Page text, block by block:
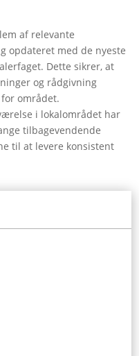
af relevante
opdateret med de nyeste
Dette sikrer, at
og rådgivning
området.
i lokalområdet har
tilbagevendende
til at levere konsistent